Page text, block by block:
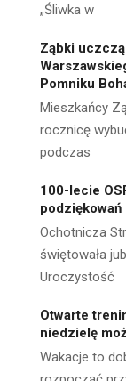
„Śliwka w
Ząbki
Pomniku
Mieszkańcy
rocznicę
podczas
100-lecie
Ochotnicza
świętowała
Uroczystość
Otwarte
niedzielę
Wakacje to